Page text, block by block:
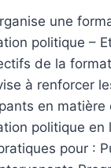
une
politique –
de la
à renforcer
en matière
politique en
pour :